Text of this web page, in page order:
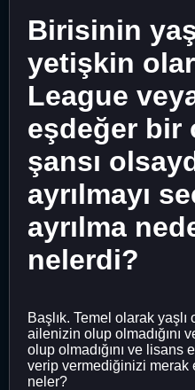
Birisinin
yetişkin
League
eşdeğer bir
şansı
ayrılmayı
ayrılma
nelerdi?
Başlık. Temel olarak yaşlı
ailenizin olup olmadığını
olup olmadığını ve
verip vermediğinizi merak
neler?